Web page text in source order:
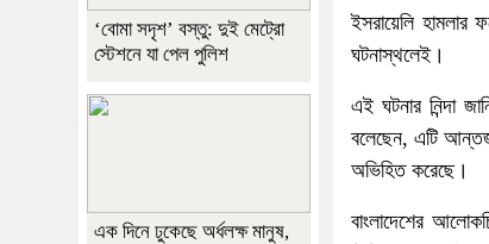
ইসরায়েলি হামলার
ঘটনাস্থলেই।
এই ঘটনার নিন্দা
বলেছেন, এটি
অভিহিত করেছে।
বাংলাদেশের
‘বোমা সদৃশ’ বস্তু: দুই মেট্রো
স্টেশনে যা পেল পুলিশ
এক দিনে ঢুকেছে অর্ধলক্ষ মানুষ,